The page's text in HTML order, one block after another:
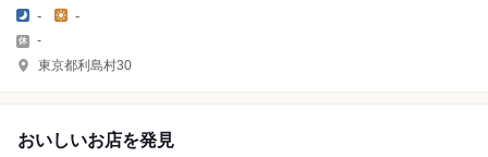
- -
-
東京都利島村30
おいしいお店を発見